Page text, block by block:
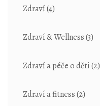
Zdraví(4)
Zdraví & Wellness(3)
Zdraví a péče o děti(2)
Zdraví a fitness(2)